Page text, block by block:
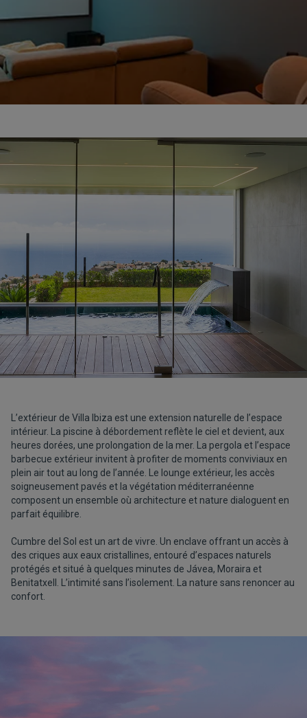
L’extérieur de Villa Ibiza est une extension naturelle de l’espace
intérieur. La piscine à débordement reflète le ciel et devient, aux
heures dorées, une prolongation de la mer. La pergola et l’espace
barbecue extérieur invitent à profiter de moments conviviaux en
plein air tout au long de l’année. Le lounge extérieur, les accès
soigneusement pavés et la végétation méditerranéenne
composent un ensemble où architecture et nature dialoguent en
parfait équilibre.
Cumbre del Sol est un art de vivre. Un enclave offrant un accès à
des criques aux eaux cristallines, entouré d’espaces naturels
protégés et situé à quelques minutes de Jávea, Moraira et
Benitatxell. L’intimité sans l’isolement. La nature sans renoncer au
confort.